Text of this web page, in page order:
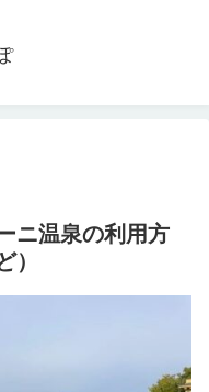
ニ温泉の利用方
）